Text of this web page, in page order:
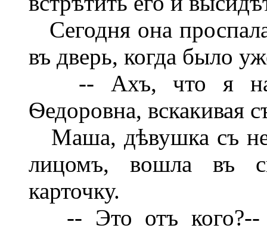
Сегодня она
въ дверь, когда было
-- Ахъ, что я
Ѳедоровна, вскакивая
Маша, дѣвушка съ
лицомъ, вошла въ
карточку.
-- Это отъ кого?--